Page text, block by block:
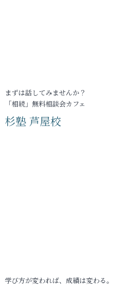
まずは話してみませんか？
「相続」無料相談会カフェ
杉塾 芦屋校
学び方が変われば、成績は変わる。